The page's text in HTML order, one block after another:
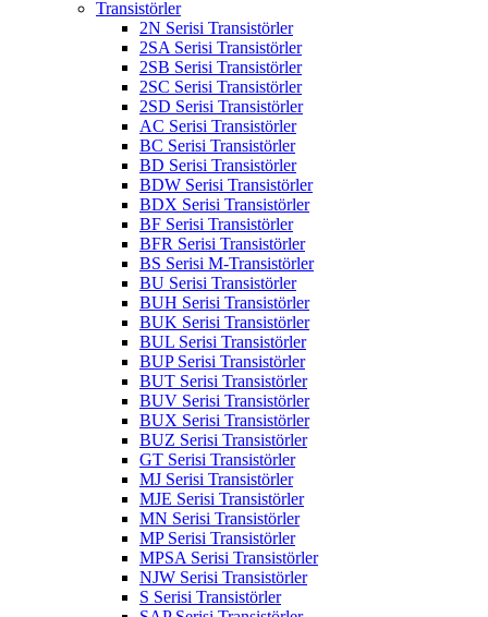
Transistörler
2N Serisi Transistörler
2SA Serisi Transistörler
2SB Serisi Transistörler
2SC Serisi Transistörler
2SD Serisi Transistörler
AC Serisi Transistörler
BC Serisi Transistörler
BD Serisi Transistörler
BDW Serisi Transistörler
BDX Serisi Transistörler
BF Serisi Transistörler
BFR Serisi Transistörler
BS Serisi M-Transistörler
BU Serisi Transistörler
BUH Serisi Transistörler
BUK Serisi Transistörler
BUL Serisi Transistörler
BUP Serisi Transistörler
BUT Serisi Transistörler
BUV Serisi Transistörler
BUX Serisi Transistörler
BUZ Serisi Transistörler
GT Serisi Transistörler
MJ Serisi Transistörler
MJE Serisi Transistörler
MN Serisi Transistörler
MP Serisi Transistörler
MPSA Serisi Transistörler
NJW Serisi Transistörler
S Serisi Transistörler